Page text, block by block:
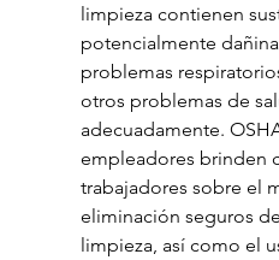
limpieza contienen
potencialmente
problemas
otros problemas de
adecuadamente.
empleadores brinden
trabajadores sobre el
eliminación seguros
limpieza, así como el